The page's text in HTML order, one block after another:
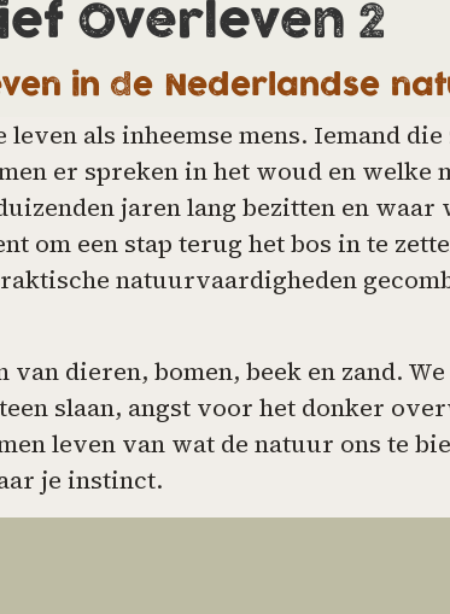
Overleven 2
in de Nederlandse
als inheemse mens. Iemand
er spreken in het woud en
jaren lang bezitten en waar
een stap terug het bos in te
natuurvaardigheden
van dieren, bomen, beek en zand.
slaan, angst voor het donker
leven van wat de natuur ons te
je instinct.